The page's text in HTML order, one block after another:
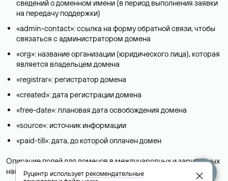
сведений о доменном имени (в период выполнения заявки
на передачу поддержки)
«admin-contact»: ссылка на форму обратной связи, чтобы
связаться с администратором домена
«org»: название организации (юридического лица), которая
является владельцем домена
«registrar»: регистратор домена
«created»: дата регистрации домена
«free-date»: плановая дата освобождения домена
«source»: источник информации
«paid-till»: дата, до которой оплачен домен
Описание полей для доменов в международных и зарубежных
национальных доменах представлены в разделе «
Помощь
Руцентр используетрекомендательные